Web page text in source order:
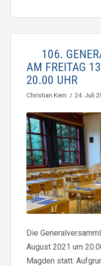
106.
AM FREITAG
20.00 UHR
Christian Kern 24. Juli
Die
August 2021 um
Magden statt.